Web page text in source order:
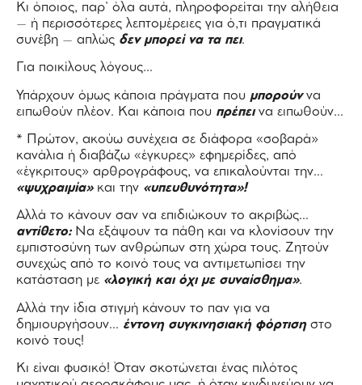
Κι όποιος, παρ’ όλα αυτά, πληροφορείται την αλήθεια
– ή περισσότερες λεπτομέρειες για ό,τι πραγματικά
συνέβη – απλώς δεν μπορεί να τα πει.
Για ποικίλους λόγους…
Υπάρχουν όμως κάποια πράγματα που μπορούννα
ειπωθούν πλέον. Και κάποια που πρέπεινα ειπωθούν…
* Πρώτον, ακούω συνέχεια σε διάφορα «σοβαρά»
κανάλια ή διαβάζω «έγκυρες» εφημερίδες, από
«έγκριτους» αρθρογράφους, να επικαλούνται την…
«ψυχραιμία»και την «υπευθυνότητα»!
Αλλά το κάνουν σαν να επιδιώκουν το ακριβώς…
αντίθετο:Να εξάψουν τα πάθη και να κλονίσουν την
εμπιστοσύνη των ανθρώπων στη χώρα τους. Ζητούν
συνεχώς από το κοινό τους να αντιμετωπίσει την
κατάσταση με «λογική και όχι με συναίσθημα».
Αλλά την ίδια στιγμή κάνουν το παν για να
δημιουργήσουν… έντονη συγκινησιακή φόρτισηστο
κοινό τους!
Κι είναι φυσικό! Όταν σκοτώνεται ένας πιλότος